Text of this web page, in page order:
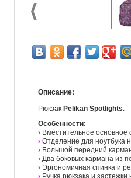
Описание:
Рюкзак Pelikan Spotlights.
Особенности:
› Вместительное основное
› Отделение для ноутбука
› Большой передний
› Два боковых кармана из
› Эргономичная спинка и
› Ручка рюкзака и